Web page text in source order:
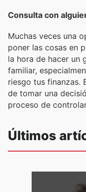
Consulta con
Muchas veces una
poner las cosas en
la hora de hacer un
familiar,
riesgo tus finanzas.
de tomar una
proceso de
Últimos